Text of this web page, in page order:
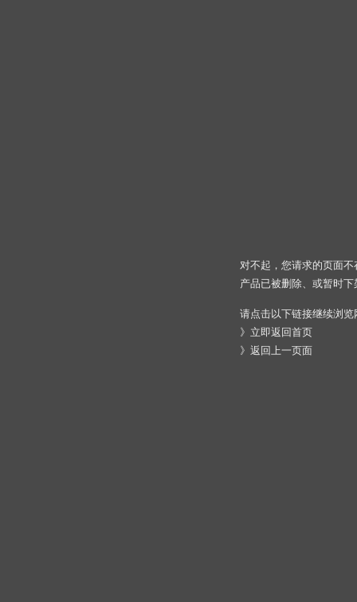
对不起，您请求的页面
产品已被删除、或暂时下
请点击以下链接继续浏览
》 立即返回首页
》 返回上一页面